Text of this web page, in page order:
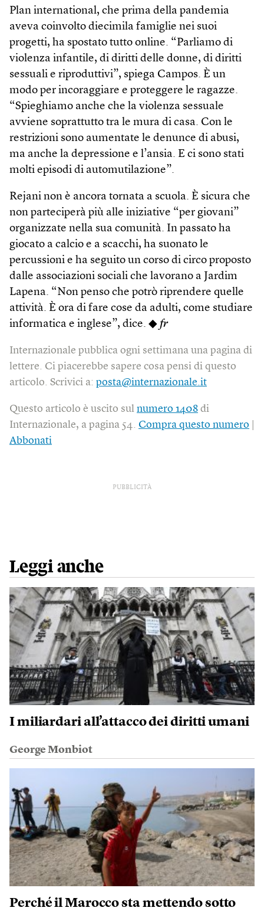
Plan international, che prima della pandemia
aveva coinvolto diecimila famiglie nei suoi
progetti, ha spostato tutto online. “Parliamo di
violenza infantile, di diritti delle donne, di diritti
sessuali e riproduttivi”, spiega Campos. È un
modo per incoraggiare e proteggere le ragazze.
“Spieghiamo anche che la violenza sessuale
avviene soprattutto tra le mura di casa. Con le
restrizioni sono aumentate le denunce di abusi,
ma anche la depressione e l’ansia. E ci sono stati
molti episodi di automutilazione”.
Rejani non è ancora tornata a scuola. È sicura che
non parteciperà più alle iniziative “per giovani”
organizzate nella sua comunità. In passato ha
giocato a calcio e a scacchi, ha suonato le
percussioni e ha seguito un corso di circo proposto
dalle associazioni sociali che lavorano a Jardim
Lapena. “Non penso che potrò riprendere quelle
attività. È ora di fare cose da adulti, come studiare
informatica e inglese”, dice. ◆ fr
Internazionale pubblica ogni settimana una pagina di
lettere. Ci piacerebbe sapere cosa pensi di questo
articolo. Scrivici a: posta@internazionale.it
Questo articolo è uscito sul numero 1408 di
Internazionale, a pagina 54. Compra questo numero
Abbonati
PUBBLICITÀ
Leggi anche
I miliardari all’attacco dei diritti umani
George Monbiot
Perché il Marocco sta mettendo sotto